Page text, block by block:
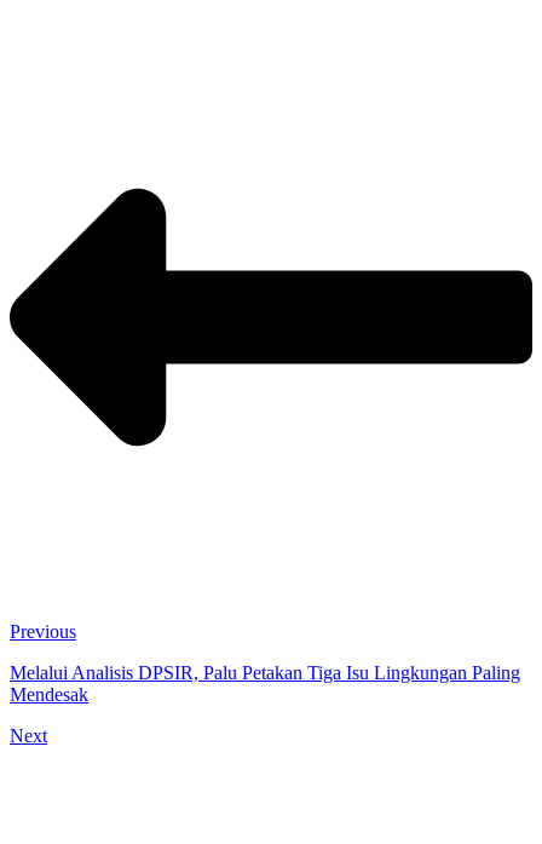
Previous
Melalui Analisis DPSIR, Palu Petakan Tiga Isu Lingkungan Paling
Mendesak
Next